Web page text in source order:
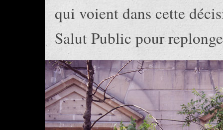
qui voient dans cette
Salut Public pour